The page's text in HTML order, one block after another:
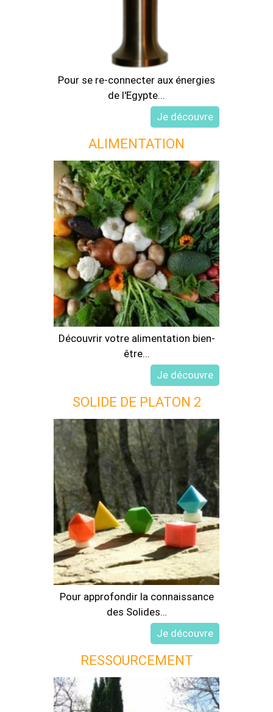
Pour se re-connecter aux énergies
de l'Egypte...
ALIMENTATION
Découvrir votre alimentation bien-
être...
SOLIDE DE PLATON 2
Pour approfondir la connaissance
des Solides…
RESSOURCEMENT